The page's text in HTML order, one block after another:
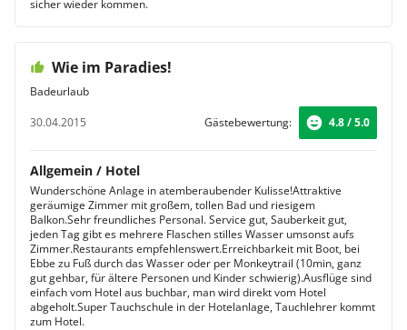
sicher wieder kommen.
Wie im Paradies!
Badeurlaub
30.04.2015
Gästebewertung: 4.8 / 5.0
Allgemein / Hotel
Wunderschöne Anlage in atemberaubender Kulisse!Attraktive
geräumige Zimmer mit großem, tollen Bad und riesigem
Balkon.Sehr freundliches Personal. Service gut, Sauberkeit gut,
jeden Tag gibt es mehrere Flaschen stilles Wasser umsonst aufs
Zimmer.Restaurants empfehlenswert.Erreichbarkeit mit Boot, bei
Ebbe zu Fuß durch das Wasser oder per Monkeytrail (10min, ganz
gut gehbar, für ältere Personen und Kinder schwierig).Ausflüge sind
einfach vom Hotel aus buchbar, man wird direkt vom Hotel
abgeholt.Super Tauchschule in der Hotelanlage, Tauchlehrer kommt
zum Hotel.